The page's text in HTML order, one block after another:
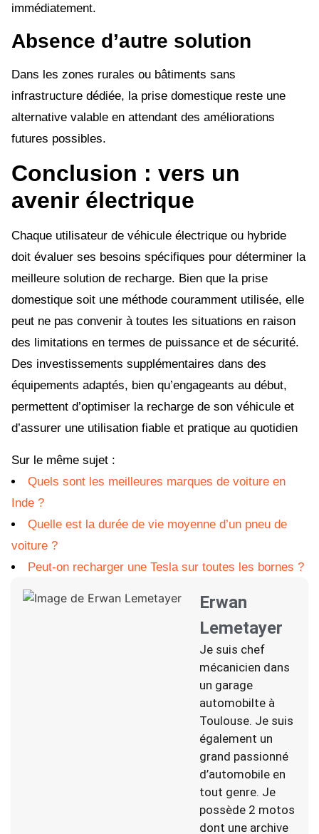
immédiatement.
Absence d’autre solution
Dans les zones rurales ou bâtiments sans
infrastructure dédiée, la prise domestique reste une
alternative valable en attendant des améliorations
futures possibles.
Conclusion : vers un
avenir électrique
Chaque utilisateur de véhicule électrique ou hybride
doit évaluer ses besoins spécifiques pour déterminer la
meilleure solution de recharge. Bien que la prise
domestique soit une méthode couramment utilisée, elle
peut ne pas convenir à toutes les situations en raison
des limitations en termes de puissance et de sécurité.
Des investissements supplémentaires dans des
équipements adaptés, bien qu’engageants au début,
permettent d’optimiser la recharge de son véhicule et
d’assurer une utilisation fiable et pratique au quotidien
Sur le même sujet :
Quels sont les meilleures marques de voiture en
Inde ?
Quelle est la durée de vie moyenne d’un pneu de
voiture ?
Peut-on recharger une Tesla sur toutes les bornes ?
Erwan
Lemetayer
Je suis chef
mécanicien dans
un garage
automobilte à
Toulouse. Je suis
également un
grand passionné
d’automobile en
tout genre. Je
possède 2 motos
dont une archive